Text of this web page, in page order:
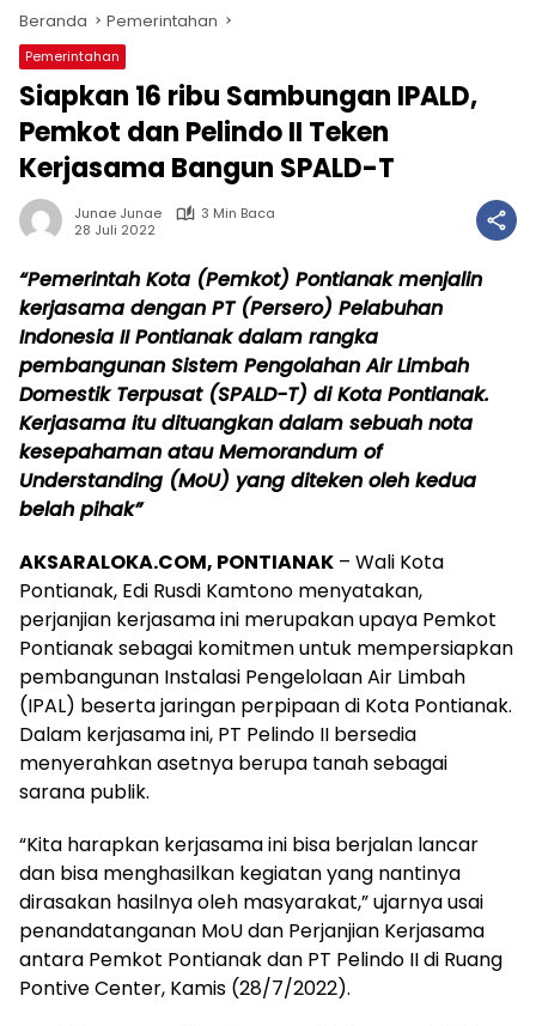
Beranda Pemerintahan
Pemerintahan
Siapkan 16 ribu Sambungan IPALD,
Pemkot dan Pelindo II Teken
Kerjasama Bangun SPALD-T
Junae Junae
3 Min Baca
28 Juli 2022
“Pemerintah Kota (Pemkot) Pontianak menjalin
kerjasama dengan PT (Persero) Pelabuhan
Indonesia II Pontianak dalam rangka
pembangunan Sistem Pengolahan Air Limbah
Domestik Terpusat (SPALD-T) di Kota Pontianak.
Kerjasama itu dituangkan dalam sebuah nota
kesepahaman atau Memorandum of
Understanding (MoU) yang diteken oleh kedua
belah pihak”
AKSARALOKA.COM, PONTIANAK – Wali Kota
Pontianak, Edi Rusdi Kamtono menyatakan,
perjanjian kerjasama ini merupakan upaya Pemkot
Pontianak sebagai komitmen untuk mempersiapkan
pembangunan Instalasi Pengelolaan Air Limbah
(IPAL) beserta jaringan perpipaan di Kota Pontianak.
Dalam kerjasama ini, PT Pelindo II bersedia
menyerahkan asetnya berupa tanah sebagai
sarana publik.
“Kita harapkan kerjasama ini bisa berjalan lancar
dan bisa menghasilkan kegiatan yang nantinya
dirasakan hasilnya oleh masyarakat,” ujarnya usai
penandatanganan MoU dan Perjanjian Kerjasama
antara Pemkot Pontianak dan PT Pelindo II di Ruang
Pontive Center, Kamis (28/7/2022).